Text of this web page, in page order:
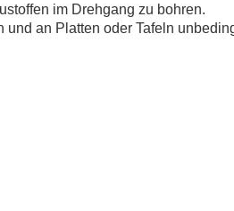
im Drehgang zu bohren.
an Platten oder Tafeln